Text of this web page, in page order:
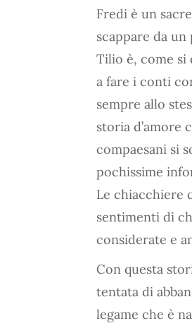
Fredi è un
scappare da
Tilio è, come si
a fare i conti
sempre allo
storia d’amore
compaesani si
pochissime
Le chiacchiere
sentimenti di
considerate e
Con questa
tentata di
legame che è